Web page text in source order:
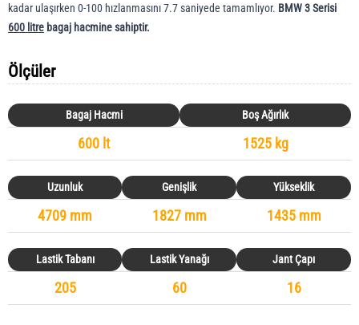
kadar ulaşırken 0-100 hızlanmasını 7.7 saniyede tamamlıyor. BMW 3 Serisi
600 litre bagaj hacmine sahiptir.
Ölçüler
Bagaj Hacmi Boş Ağırlık
600 lt 1525 kg
Uzunluk Genişlik Yükseklik
4709 mm 1827 mm 1435 mm
Lastik Tabanı Lastik Yanağı Jant Çapı
205 60 16